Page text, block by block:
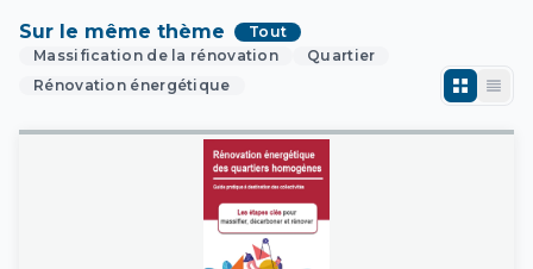
Sur le même thème
Tout
Massification de la rénovation
Quartier
Rénovation énergétique